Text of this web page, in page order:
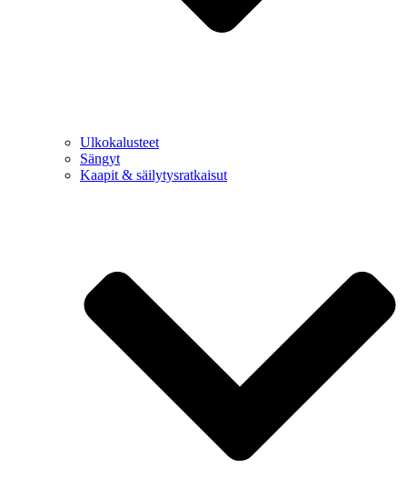
Ulkokalusteet
Sängyt
Kaapit & säilytysratkaisut